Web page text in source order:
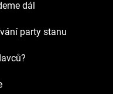
dál
party stanu